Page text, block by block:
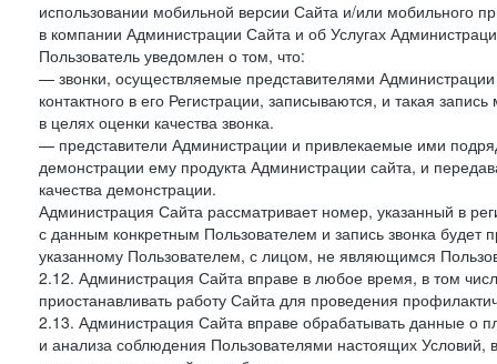
использовании мобильной версии Сайта и/или мобильного
в компании Администрации Сайта и об Услугах
Пользователь уведомлен о том, что:
— звонки, осуществляемые представителями
контактного в его Регистрации, записываются, и такая
в целях оценки качества звонка.
— представители Администрации и привлекаемые ими
демонстрации ему продукта Администрации сайта, и
качества демонстрации.
Администрация Сайта рассматривает номер, указанный в
с данным конкретным Пользователем и запись звонка будет
указанному Пользователем, с лицом, не являющимся
2.12. Администрация Сайта вправе в любое время, в том
приостанавливать работу Сайта для проведения
2.13. Администрация Сайта вправе обрабатывать данные о
и анализа соблюдения Пользователями настоящих